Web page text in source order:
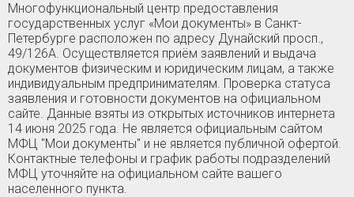
Многофункциональный центр предоставления
государственных услуг «Мои документы» в Санкт-
Петербурге расположен по адресу Дунайский просп.,
49/126А. Осуществляется приём заявлений и выдача
документов физическим и юридическим лицам, а также
индивидуальным предпринимателям. Проверка статуса
заявления и готовности документов на официальном
сайте. Данные взяты из открытых источников интернета
14 июня 2025 года. Не является официальным сайтом
МФЦ "Мои документы" и не является публичной офертой.
Контактные телефоны и график работы подразделений
МФЦ уточняйте на официальном сайте вашего
населенного пункта.